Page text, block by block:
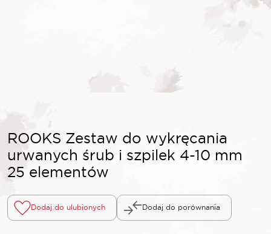
ROOKS Zestaw do wykręcania
urwanych śrub i szpilek 4-10 mm
25 elementów
Dodaj do ulubionych Dodaj do porównania